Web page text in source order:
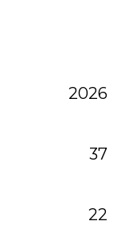
2026
37
22